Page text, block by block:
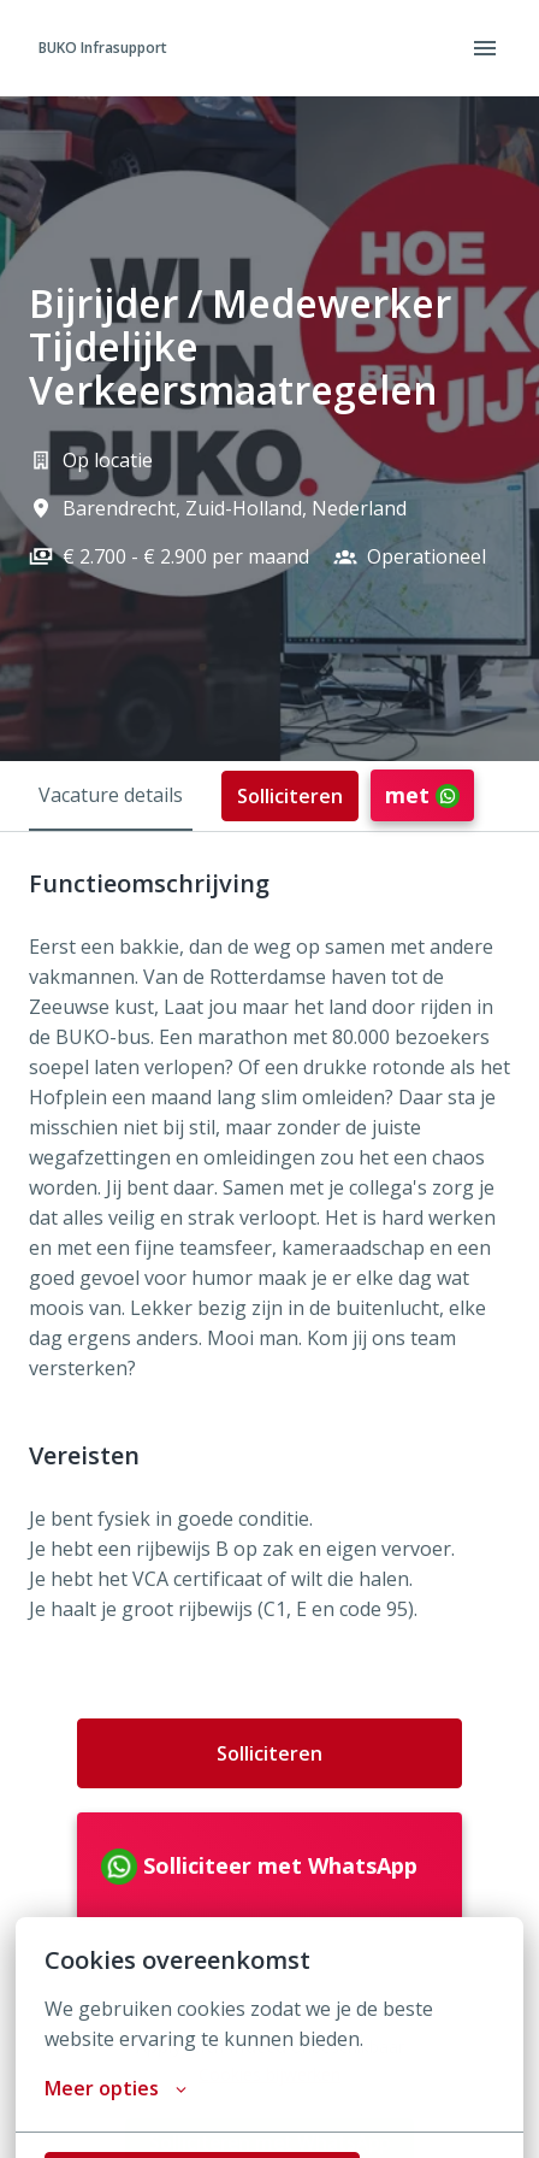
Cookies overeenkomst
We gebruiken cookies zodat we je de beste
website ervaring te kunnen bieden.
Meer opties
naarBUKO Infrasupport
Homepagina
Bijrijder / Medewerker
Tijdelijke
Verkeersmaatregelen
Op locatie
Barendrecht, Zuid-Holland, Nederland
€ 2.700 - € 2.900 per maand
Operationeel
Vacature details Solliciteren met
Functieomschrijving
Eerst een bakkie, dan de weg op samen met andere
vakmannen. Van de Rotterdamse haven tot de
Zeeuwse kust, Laat jou maar het land door rijden in
de BUKO-bus. Een marathon met 80.000 bezoekers
soepel laten verlopen? Of een drukke rotonde als het
Hofplein een maand lang slim omleiden? Daar sta je
misschien niet bij stil, maar zonder de juiste
wegafzettingen en omleidingen zou het een chaos
worden. Jij bent daar. Samen met je collega's zorg je
dat alles veilig en strak verloopt. Het is hard werken
en met een fijne teamsfeer, kameraadschap en een
goed gevoel voor humor maak je er elke dag wat
moois van. Lekker bezig zijn in de buitenlucht, elke
dag ergens anders. Mooi man. Kom jij ons team
versterken?
Vereisten
Je bent fysiek in goede conditie.
Je hebt een rijbewijs B op zak en eigen vervoer.
Je hebt het VCA certificaat of wilt die halen.
Je haalt je groot rijbewijs (C1, E en code 95).
Solliciteren
Solliciteer met WhatsApp
of
Apply with Indeed onbeschikbaar